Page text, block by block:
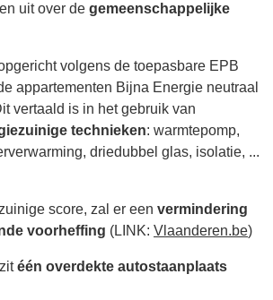
uit over de gemeenschappelijke
volgens de toepasbare EPB
appartementen Bijna Energie neutraal
vertaald is in het gebruik van
technieken: warmtepomp,
driedubbel glas, isolatie, ...
score, zal er een vermindering
voorheffing (LINK: Vlaanderen.be)
één overdekte autostaanplaats